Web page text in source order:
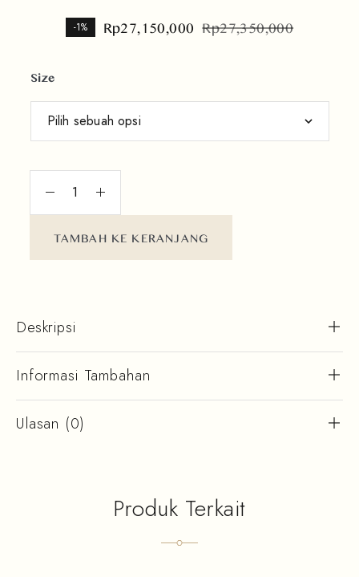
-1% Rp27,350,000
Rp27,150,000
Size
TAMBAH KE KERANJANG
Deskripsi
Informasi Tambahan
Ulasan (0)
Produk Terkait